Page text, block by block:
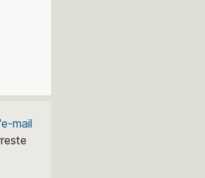
mail